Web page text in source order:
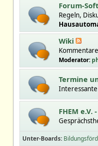
Forum-
Regeln,
Wiki
Moderator:
Termine
Interessante
FHEM e.V.
Unter-Boards